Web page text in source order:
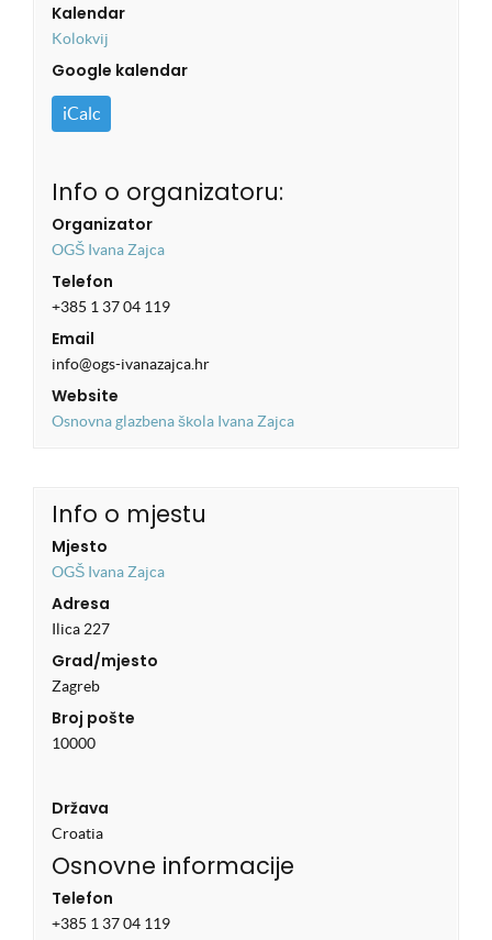
Kalendar
Kolokvij
Google kalendar
iCalc
Info o organizatoru:
Organizator
OGŠ Ivana Zajca
Telefon
+385 1 37 04 119
Email
info@ogs-ivanazajca.hr
Website
Osnovna glazbena škola Ivana Zajca
Info o mjestu
Mjesto
OGŠ Ivana Zajca
Adresa
Ilica 227
Grad/mjesto
Zagreb
Broj pošte
10000
Država
Croatia
Osnovne informacije
Telefon
+385 1 37 04 119